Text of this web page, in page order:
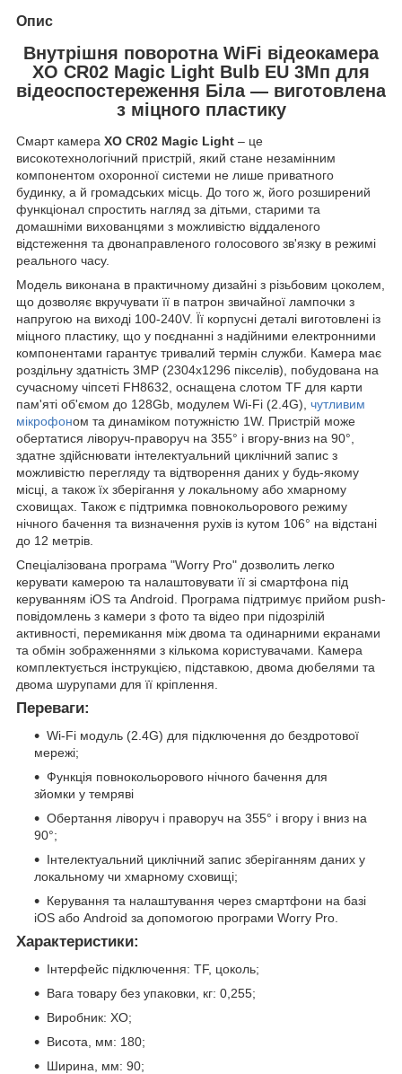
Опис
Внутрішня поворотна WiFi відеокамера
XO CR02 Magic Light Bulb EU 3Мп для
відеоспостереження Біла — виготовлена
​​з міцного пластику
Смарт камера XO CR02 Magic Light – це
високотехнологічний пристрій, який стане незамінним
компонентом охоронної системи не лише приватного
будинку, а й громадських місць. До того ж, його розширений
функціонал спростить нагляд за дітьми, старими та
домашніми вихованцями з можливістю віддаленого
відстеження та двонаправленого голосового зв'язку в режимі
реального часу.
Модель виконана в практичному дизайні з різьбовим цоколем,
що дозволяє вкручувати її в патрон звичайної лампочки з
напругою на виході 100-240V. Її корпусні деталі виготовлені із
міцного пластику, що у поєднанні з надійними електронними
компонентами гарантує тривалий термін служби. Камера має
роздільну здатність 3MP (2304х1296 пікселів), побудована на
сучасному чіпсеті FH8632, оснащена слотом TF для карти
пам'яті об'ємом до 128Gb, ​​модулем Wi-Fi (2.4G), чутливим
мікрофоном та динаміком потужністю 1W. Пристрій може
обертатися ліворуч-праворуч на 355° і вгору-вниз на 90°,
здатне здійснювати інтелектуальний циклічний запис з
можливістю перегляду та відтворення даних у будь-якому
місці, а також їх зберігання у локальному або хмарному
сховищах. Також є підтримка повнокольорового режиму
нічного бачення та визначення рухів із кутом 106° на відстані
до 12 метрів.
Спеціалізована програма "Worry Pro" дозволить легко
керувати камерою та налаштовувати її зі смартфона під
керуванням iOS та Android. Програма підтримує прийом push-
повідомлень з камери з фото та відео при підозрілій
активності, перемикання між двома та одинарними екранами
та обмін зображеннями з кількома користувачами. Камера
комплектується інструкцією, підставкою, двома дюбелями та
двома шурупами для її кріплення.
Переваги:
Wi-Fi модуль (2.4G) для підключення до бездротової
мережі;
Функція повнокольорового нічного бачення для
зйомки у темряві
Обертання ліворуч і праворуч на 355° і вгору і вниз на
90°;
Інтелектуальний циклічний запис зберіганням даних у
локальному чи хмарному сховищі;
Керування та налаштування через смартфони на базі
iOS або Android за допомогою програми Worry Pro.
Характеристики:
Інтерфейс підключення: TF, цоколь;
Вага товару без упаковки, кг: 0,255;
Виробник: XO;
Висота, мм: 180;
Ширина, мм: 90;